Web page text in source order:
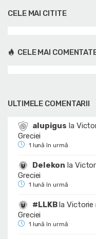
CELE MAI CITITE
CELE MAI
ULTIMELE COMENTARII
alupigus la
Greciei
1 lună în urmă
Delekon la
Greciei
1 lună în urmă
#LLKBlaVictorie
Greciei
1 lună în urmă